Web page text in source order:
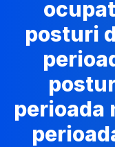
posturi
perioada